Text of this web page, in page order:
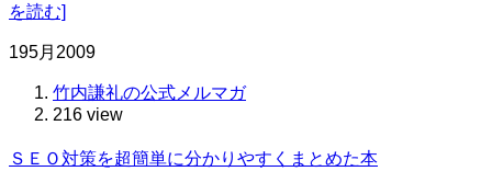
を読む]
195月 2009
竹内謙礼の公式メルマガ
216 view
ＳＥＯ対策を超簡単に分かりやすくまとめた本